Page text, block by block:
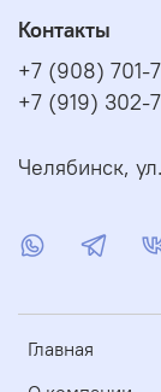
Главная
Контакты
+7 (908) 701-
+7 (919) 302-
Челябинск,